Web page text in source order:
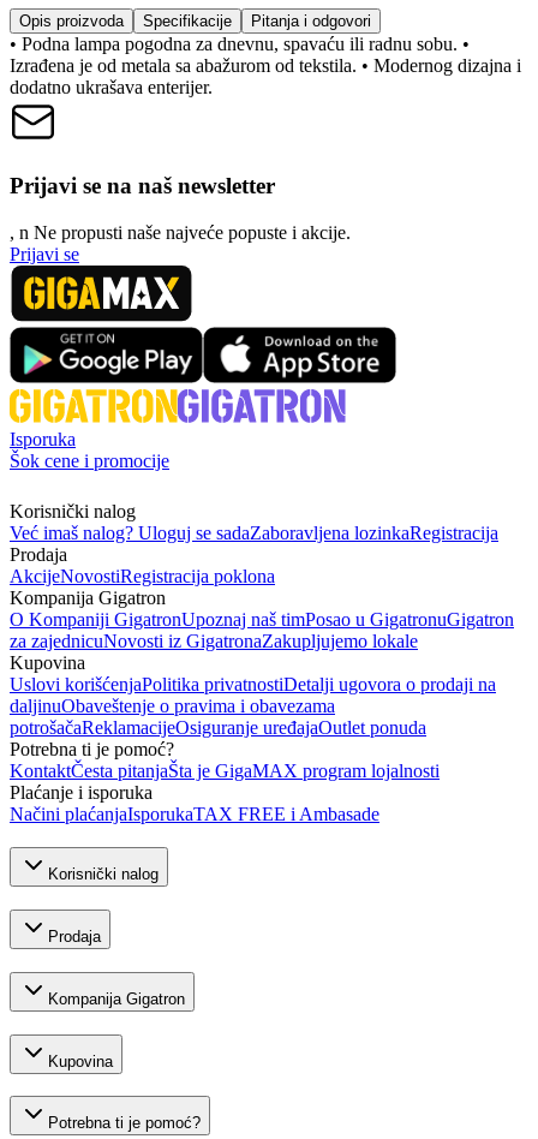
Opis proizvoda Specifikacije Pitanja i odgovori
• Podna lampa pogodna za dnevnu, spavaću ili radnu sobu. •
Izrađena je od metala sa abažurom od tekstila. • Modernog dizajna i
dodatno ukrašava enterijer.
Prijavi se na naš newsletter
, n Ne propusti naše najveće popuste i akcije.
Prijavi se
Isporuka
Šok cene i promocije
Korisnički nalog
Već imaš nalog? Uloguj se sadaZaboravljena lozinkaRegistracija
Prodaja
AkcijeNovostiRegistracija poklona
Kompanija Gigatron
O Kompaniji GigatronUpoznaj naš timPosao u GigatronuGigatron
za zajednicuNovosti iz GigatronaZakupljujemo lokale
Kupovina
Uslovi korišćenjaPolitika privatnostiDetalji ugovora o prodaji na
daljinuObaveštenje o pravima i obavezama
potrošačaReklamacijeOsiguranje uređajaOutlet ponuda
Potrebna ti je pomoć?
KontaktČesta pitanjaŠta je GigaMAX program lojalnosti
Plaćanje i isporuka
Načini plaćanjaIsporukaTAX FREE i Ambasade
Korisnički nalog
Prodaja
Kompanija Gigatron
Kupovina
Potrebna ti je pomoć?